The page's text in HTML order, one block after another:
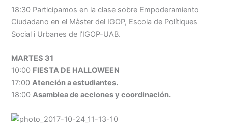
18:30 Participamos en la clase sobre Empoderamiento
Ciudadano en el Màster del IGOP, Escola de Polítiques
Social i Urbanes de l’IGOP-UAB.
MARTES 31
10:00 FIESTA DE HALLOWEEN
17:00Atención a estudiantes.
18:00Asamblea de acciones y coordinación.